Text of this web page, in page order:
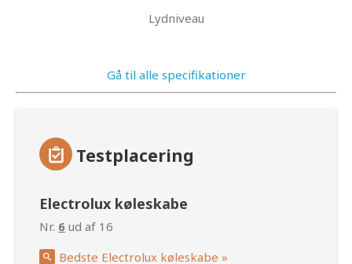
Lydniveau
Gå til alle specifikationer
Testplacering
Electrolux køleskabe
Nr. 6 ud af 16
Bedste Electrolux køleskabe »